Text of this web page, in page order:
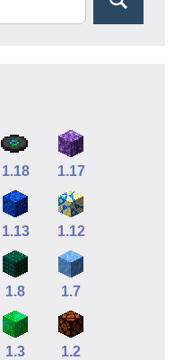
1.18 1.17
1.13 1.12
1.8 1.7
1.3 1.2